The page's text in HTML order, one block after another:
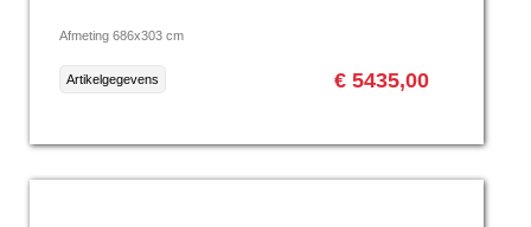
Afmeting 686x303 cm
€ 5435,00
Artikelgegevens